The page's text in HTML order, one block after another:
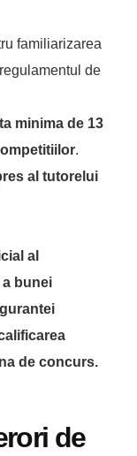
familiarizarea
de
minima de 13
.
al tutorelui
al
bunei
de concurs.
de